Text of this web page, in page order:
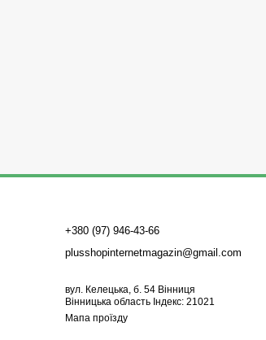
+380 (97) 946-43-66
plusshopinternetmagazin@gmail.com
вул. Келецька, б. 54 Вінниця
Вінницька область Індекс: 21021
Мапа проїзду